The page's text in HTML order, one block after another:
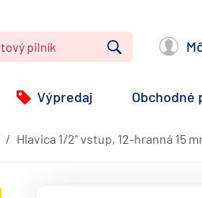
Vyhľadať
Výpredaj Obchodné
Hlavica 1/2" vstup, 12-hranná 15